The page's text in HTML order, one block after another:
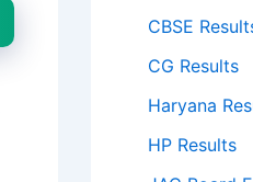
CBSE
CG Results
Haryana
HP Results